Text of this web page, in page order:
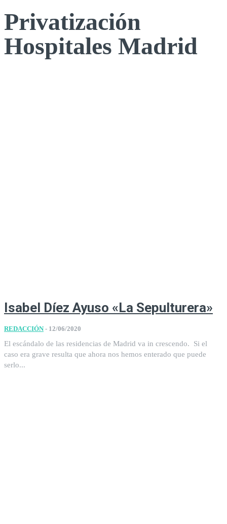
Privatización
Hospitales Madrid
Isabel Díez Ayuso «La Sepulturera»
REDACCIÓN - 12/06/2020
El escándalo de las residencias de Madrid va in crescendo. Si el
caso era grave resulta que ahora nos hemos enterado que puede
serlo...